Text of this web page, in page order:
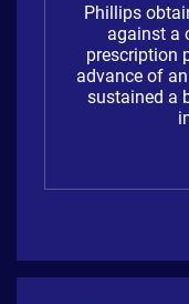
Phillips
against a
prescription
advance of
sustained a